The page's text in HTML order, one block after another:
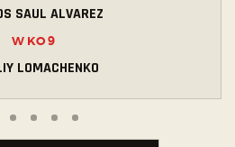
SAUL ALVAREZ
W KO 9
LOMACHENKO